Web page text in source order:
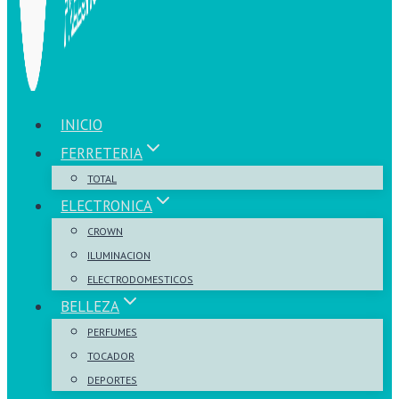
INICIO
FERRETERIA
TOTAL
ELECTRONICA
CROWN
ILUMINACION
ELECTRODOMESTICOS
BELLEZA
PERFUMES
TOCADOR
DEPORTES